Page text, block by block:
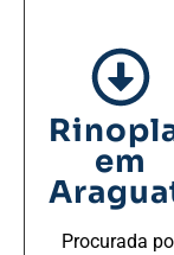
em
Procurada